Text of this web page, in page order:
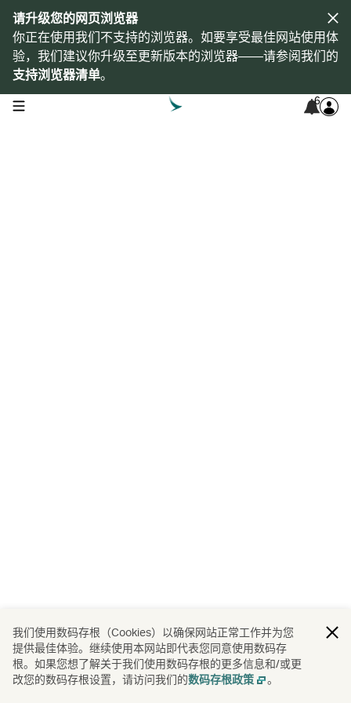
请升级您的网页浏览器
你正在使用我们不支持的浏览器。如要享受最佳网站使用体
验，我们建议你升级至更新版本的浏览器——请参阅我们的
支持浏览器清单。
open navigation menu 6
我们使用数码存根（Cookies）以确保网站正常工作并为您
提供最佳体验。继续使用本网站即代表您同意使用数码存
根。如果您想了解关于我们使用数码存根的更多信息和/或更
改您的数码存根设置，请访问我们的数码存根政策 。